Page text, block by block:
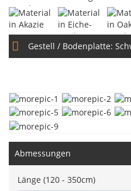
Gestell / Bodenplatte:
Abmessungen
Länge (120 - 350cm)